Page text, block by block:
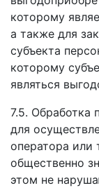
которому
а также для
субъекта
которому
являться
7.5. Обработка
для
оператора или
общественно
этом не